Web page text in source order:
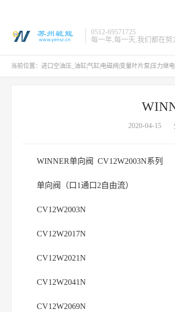
0512-69571725
每一年,每一天,我们都在努
当前位置： 进口空油压_油缸|气缸|电磁阀|变量叶片泵|压力继
2020-04-15
WINNER单向阀 CV12W2003N系列
单向阀（口1通口2自由流）
CV12W2003N
CV12W2017N
CV12W2021N
CV12W2041N
CV12W2069N